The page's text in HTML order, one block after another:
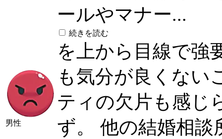
男性
ールやマナー...
続きを読む
を上から目線で強
も気分が良くない
ティの欠片も感じ
ず。 他の結婚相